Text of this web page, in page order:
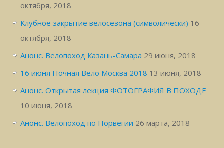
октября, 2018
Клубное закрытие велосезона (символически) 16
октября, 2018
Анонс. Велопоход Казань-Самара 29 июня, 2018
16 июня Ночная Вело Москва 2018 13 июня, 2018
Анонс. Открытая лекция ФОТОГРАФИЯ В ПОХОДЕ
10 июня, 2018
Анонс. Велопоход по Норвегии 26 марта, 2018